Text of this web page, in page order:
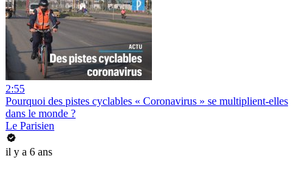
2:55
Pourquoi des pistes cyclables « Coronavirus » se multiplient-elles
dans le monde ?
Le Parisien
il y a 6 ans